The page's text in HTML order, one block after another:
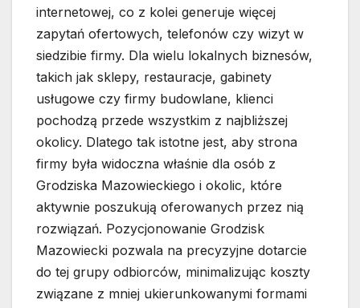
internetowej, co z kolei generuje więcej
zapytań ofertowych, telefonów czy wizyt w
siedzibie firmy. Dla wielu lokalnych biznesów,
takich jak sklepy, restauracje, gabinety
usługowe czy firmy budowlane, klienci
pochodzą przede wszystkim z najbliższej
okolicy. Dlatego tak istotne jest, aby strona
firmy była widoczna właśnie dla osób z
Grodziska Mazowieckiego i okolic, które
aktywnie poszukują oferowanych przez nią
rozwiązań. Pozycjonowanie Grodzisk
Mazowiecki pozwala na precyzyjne dotarcie
do tej grupy odbiorców, minimalizując koszty
związane z mniej ukierunkowanymi formami